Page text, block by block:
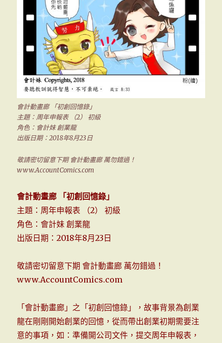
會計動畫廊 「初創回憶錄」
主題：周年申報表 （2） 初級
角色：會計妹 創業龍
出版日期：2018年8月23日
敬請密切留意下期 會計動畫廊 萬勿錯過！
www.AccountComics.com
會計動畫廊 「初創回憶錄」
主題：周年申報表 （2） 初級
角色：會計妹 創業龍
出版日期：2018年8月23日
敬請密切留意下期 會計動畫廊 萬勿錯過！
www.AccountComics.com
「會計動畫廊」之「初創回憶錄」，故事背景為創業
龍在剛剛開始創業的回憶，從而帶出創業初期需要注
意的事項，如：準備開公司文件，提交周年申報表，